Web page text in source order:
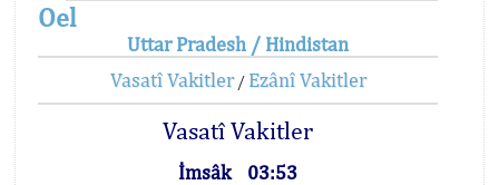
Oel
Uttar Pradesh / Hindistan
Vasatî Vakitler/ Ezânî Vakitler
Vasatî Vakitler
İmsâk
03:53